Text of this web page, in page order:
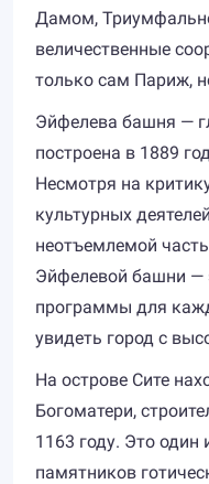
Дамом,
величественные
только сам Париж,
Эйфелева башня —
построена в 1889
Несмотря на
культурных
неотъемлемой
Эйфелевой башни —
программы для
увидеть город с
На острове Сите
Богоматери,
1163 году. Это один
памятников